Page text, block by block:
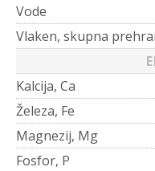
Vode
Vlaken, skupna
Kalcija, Ca
Železa, Fe
Magnezij, Mg
Fosfor, P